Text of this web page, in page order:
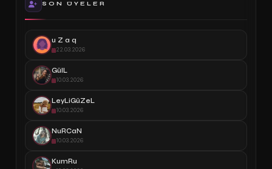
SON ÜYELER
u Z a q
22.03.2026
GülL
10.03.2026
LeyLiGüZeL
10.03.2026
NuRCaN
10.03.2026
KumRu